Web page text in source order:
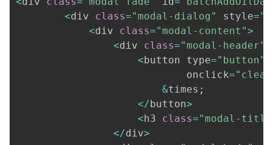
验
收
<div class="modal-dialog" style=
<div class="modal-content">
<div class="modal-header"
<button type="button"
                            onclick
=
&times ;
</button>
<h3 class="modal-
</div>